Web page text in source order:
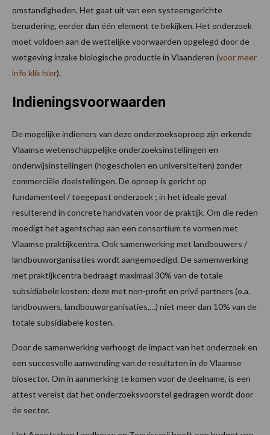
omstandigheden. Het gaat uit van een systeemgerichte
benadering, eerder dan één element te bekijken. Het onderzoek
moet voldoen aan de wettelijke voorwaarden opgelegd door de
wetgeving inzake biologische productie in Vlaanderen (voor meer
info klik hier).
Indieningsvoorwaarden
De mogelijke indieners van deze onderzoeksoproep zijn erkende
Vlaamse wetenschappelijke onderzoeksinstellingen en
onderwijsinstellingen (hogescholen en universiteiten) zonder
commerciële doelstellingen. De oproep is gericht op
fundamenteel / toegepast onderzoek ; in het ideale geval
resulterend in concrete handvaten voor de praktijk. Om die reden
moedigt het agentschap aan een consortium te vormen met
Vlaamse praktijkcentra. Ook samenwerking met landbouwers /
landbouworganisaties wordt aangemoedigd. De samenwerking
met praktijkcentra bedraagt maximaal 30% van de totale
subsidiabele kosten; deze met non-profit en privé partners (o.a.
landbouwers, landbouworganisaties,…) niet meer dan 10% van de
totale subsidiabele kosten.
Door de samenwerking verhoogt de impact van het onderzoek en
een succesvolle aanwending van de resultaten in de Vlaamse
biosector. Om in aanmerking te komen voor de deelname, is een
attest vereist dat het onderzoeksvoorstel gedragen wordt door
de sector.